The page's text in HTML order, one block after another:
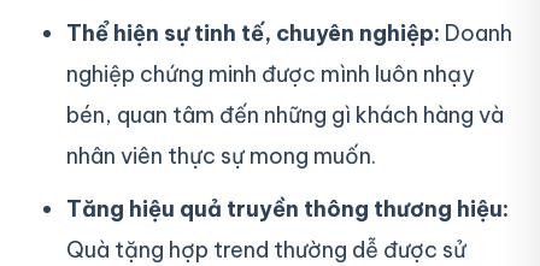
Thể hiện sự tinh tế, chuyên nghiệp: Doanh
nghiệp chứng minh được mình luôn nhạy
bén, quan tâm đến những gì khách hàng và
nhân viên thực sự mong muốn.
Tăng hiệu quả truyền thông thương hiệu:
Quà tặng hợp trend thường dễ được sử